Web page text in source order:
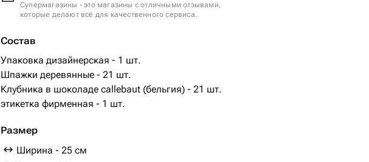
Супермагазины - это магазины с отличными отзывами,
которые делают всё для качественного сервиса.
Состав
Упаковка дизайнерская - 1 шт.
Шпажки деревянные - 21 шт.
Клубника в шоколаде callebaut (бельгия) - 21 шт.
этикетка фирменная - 1 шт.
Размер
Ширина - 25 см